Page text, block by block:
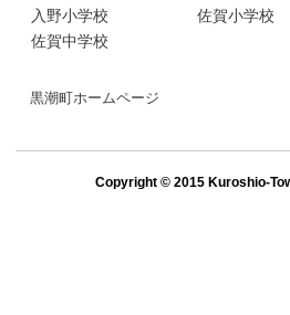
入野小学校
佐賀小学校
佐賀中学校
黒潮町ホームページ
Copyright © 2015 Kuroshio-